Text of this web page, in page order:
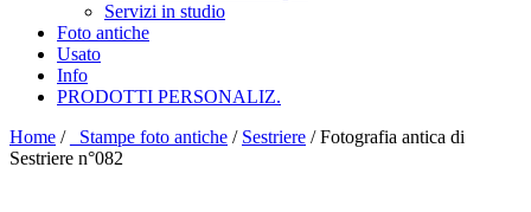
Servizi in studio
Foto antiche
Usato
Info
PRODOTTI PERSONALIZ.
Home / _Stampe foto antiche / Sestriere / Fotografia antica di
Sestriere n°082